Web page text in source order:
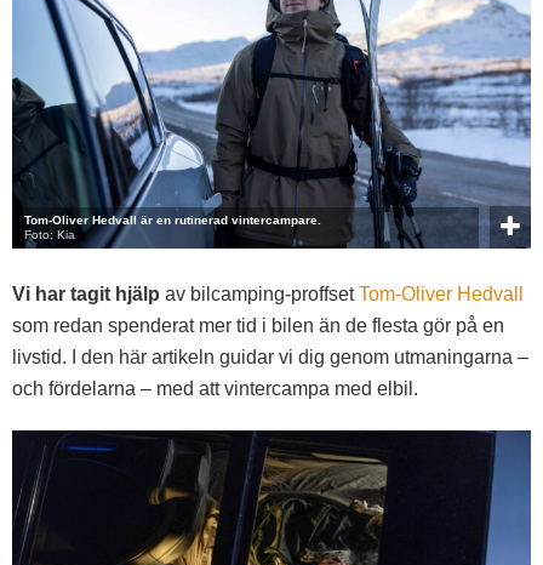
Tom-Oliver Hedvall är en rutinerad vintercampare.
Foto: Kia
Vi har tagit hjälp av bilcamping-proffsetTom-Oliver Hedvall
som redan spenderat mer tid i bilen än de flesta gör på en
livstid. I den här artikeln guidar vi dig genom utmaningarna –
och fördelarna – med att vintercampa med elbil.